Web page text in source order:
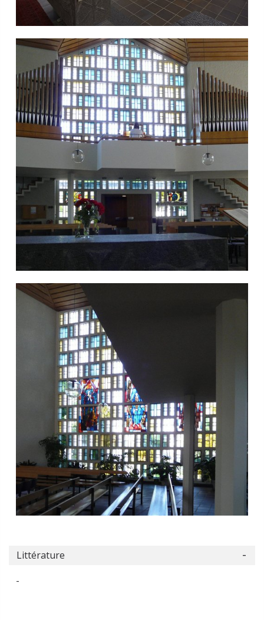
Littérature
-